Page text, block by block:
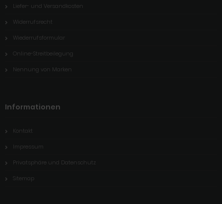
Liefer- und Versandkosten
Widerrufsrecht
Wiederrufsformular
Online-Streitbeilegung
Nennung von Marken
Informationen
Kontakt
Impressum
Privatsphäre und Datenschutz
Sitemap